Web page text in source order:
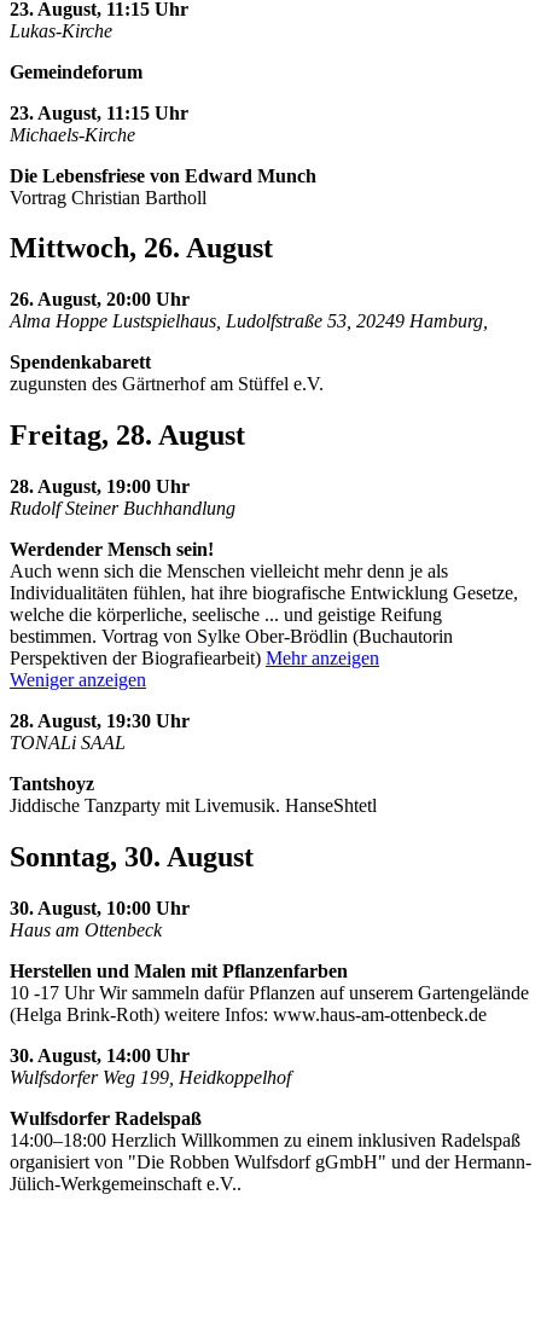
23. August, 11:15 Uhr
Lukas-Kirche
Gemeindeforum
23. August, 11:15 Uhr
Michaels-Kirche
Die Lebensfriese von Edward Munch
Vortrag Christian Bartholl
Mittwoch, 26. August
26. August, 20:00 Uhr
Alma Hoppe Lustspielhaus, Ludolfstraße 53, 20249 Hamburg,
Spendenkabarett
zugunsten des Gärtnerhof am Stüffel e.V.
Freitag, 28. August
28. August, 19:00 Uhr
Rudolf Steiner Buchhandlung
Werdender Mensch sein!
Auch wenn sich die Menschen vielleicht mehr denn je als
Individualitäten fühlen, hat ihre biografische Entwicklung Gesetze,
welche die körperliche, seelische ... und geistige Reifung
bestimmen. Vortrag von Sylke Ober-Brödlin (Buchautorin
Perspektiven der Biografiearbeit) Mehr anzeigen
Weniger anzeigen
28. August, 19:30 Uhr
TONALi SAAL
Tantshoyz
Jiddische Tanzparty mit Livemusik. HanseShtetl
Sonntag, 30. August
30. August, 10:00 Uhr
Haus am Ottenbeck
Herstellen und Malen mit Pflanzenfarben
10 -17 Uhr Wir sammeln dafür Pflanzen auf unserem Gartengelände
(Helga Brink-Roth) weitere Infos: www.haus-am-ottenbeck.de
30. August, 14:00 Uhr
Wulfsdorfer Weg 199, Heidkoppelhof
Wulfsdorfer Radelspaß
14:00–18:00 Herzlich Willkommen zu einem inklusiven Radelspaß
organisiert von "Die Robben Wulfsdorf gGmbH" und der Hermann-
Jülich-Werkgemeinschaft e.V..